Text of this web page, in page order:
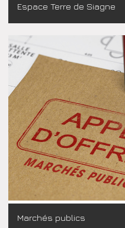
Espace Terre de Siagne
Marchés publics